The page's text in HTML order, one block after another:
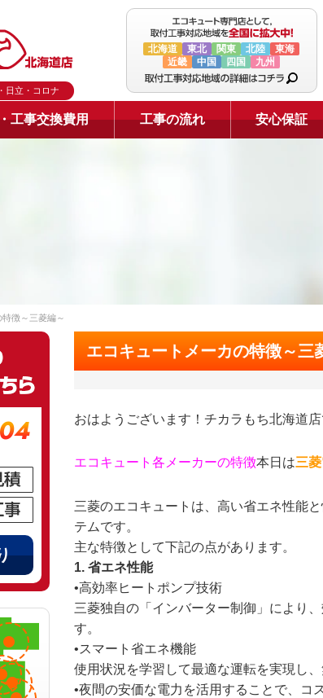
日立・コロナ
北海道 東北 関東 北陸
東海
近畿
中国 四国 九州
工事交換費用 工事の流れ 安心保証
徴～三菱編～
エコキュートメーカの特徴～三
おはようございます！チカラもち北海道店
エコキュート 各メーカーの特徴本日は三
三菱のエコキュートは、高い省エネ性能
テムです。
主な特徴として下記の点があります。
1. 省エネ性能
•高効率ヒートポンプ技術
三菱独自の「インバーター制御」により
す。
•スマート省エネ機能
使用状況を学習して最適な運転を実現し、
•夜間の安価な電力を活用することで、コ